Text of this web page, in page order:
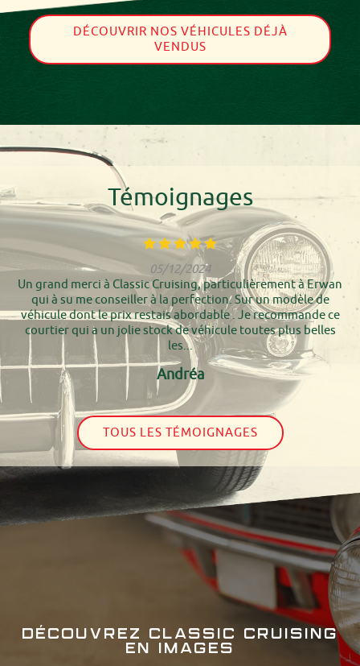
DÉCOUVRIR NOS VÉHICULES DÉJÀ
VENDUS
Témoignages
05/12/2024
Un grand merci à Classic Cruising, particulièrement à Erwan
qui à su me conseiller à la perfection. Sur un modèle de
véhicule dont le prix restais abordable . Je recommande ce
courtier qui a un jolie stock de véhicule toutes plus belles
les...
Andréa
TOUS LES TÉMOIGNAGES
DÉCOUVREZ CLASSIC CRUISING
EN IMAGES